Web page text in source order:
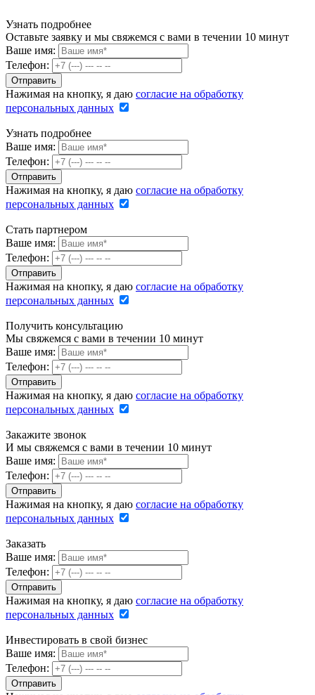
Узнать подробнее
Оставьте заявку и мы свяжемся с вами в течении 10 минут
Ваше имя:
Телефон:
Нажимая на кнопку, я даю согласие на обработку
персональных данных
Узнать подробнее
Ваше имя:
Телефон:
Нажимая на кнопку, я даю согласие на обработку
персональных данных
Стать партнером
Ваше имя:
Телефон:
Нажимая на кнопку, я даю согласие на обработку
персональных данных
Получить консультацию
Мы свяжемся с вами в течении 10 минут
Ваше имя:
Телефон:
Нажимая на кнопку, я даю согласие на обработку
персональных данных
Закажите звонок
И мы свяжемся с вами в течении 10 минут
Ваше имя:
Телефон:
Нажимая на кнопку, я даю согласие на обработку
персональных данных
Заказать
Ваше имя:
Телефон:
Нажимая на кнопку, я даю согласие на обработку
персональных данных
Инвестировать в свой бизнес
Ваше имя:
Телефон: